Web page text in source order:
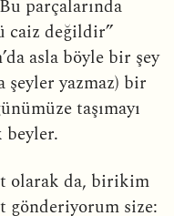
parçalarında
caiz değildir”
asla böyle bir şey
şeyler yazmaz) bir
taşımayı
beyler.
olarak da, birikim
gönderiyorum size: